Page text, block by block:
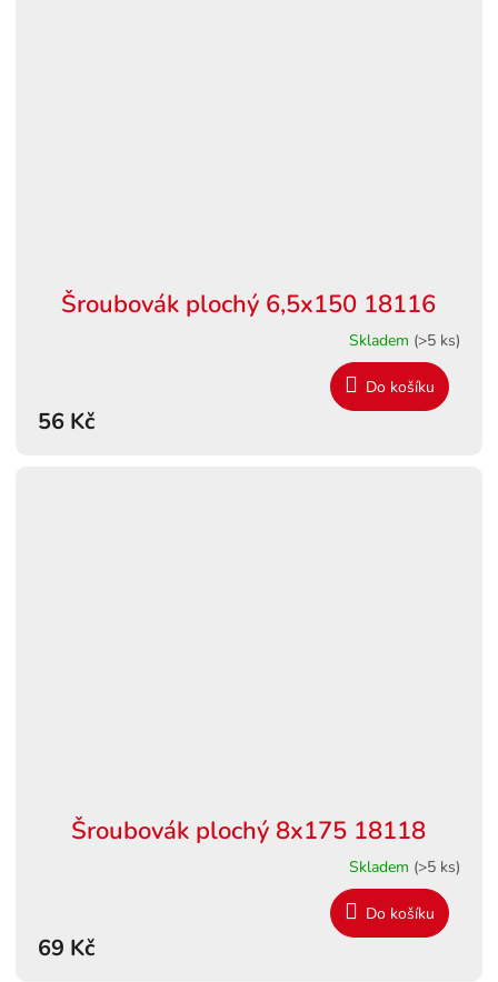
Šroubovák plochý 6,5x150 18116
Skladem (>5 ks)
56 Kč
Do košíku
Šroubovák plochý 8x175 18118
Skladem (>5 ks)
69 Kč
Do košíku